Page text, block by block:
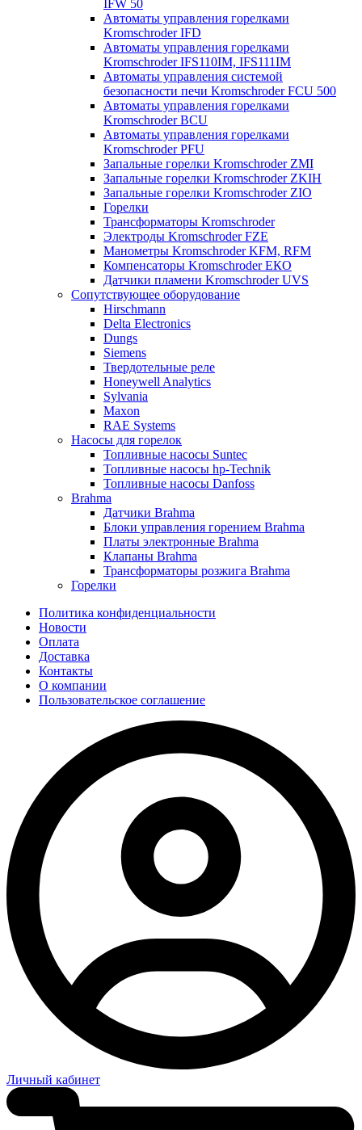
IFW 50
Автоматы управления горелками
Kromschroder IFD
Автоматы управления горелками
Kromschroder IFS110IM, IFS111IM
Автоматы управления системой
безопасности печи Kromschroder FCU 500
Автоматы управления горелками
Kromschroder BCU
Автоматы управления горелками
Kromschroder PFU
Запальные горелки Kromschroder ZМI
Запальные горелки Kromschroder ZKIH
Запальные горелки Kromschroder ZIO
Горелки
Трансформаторы Kromschroder
Электроды Kromschroder FZE
Манометры Kromschroder KFM, RFM
Компенсаторы Kromschroder ЕКО
Датчики пламени Kromschroder UVS
Сопутствующее оборудование
Hirschmann
Delta Electronics
Dungs
Siemens
Твердотельные реле
Honeywell Analytics
Sylvania
Maxon
RAE Systems
Насосы для горелок
Топливные насосы Suntec
Топливные насосы hp-Technik
Топливные насосы Danfoss
Brahma
Датчики Brahma
Блоки управления горением Brahma
Платы электронные Brahma
Клапаны Brahma
Трансформаторы розжига Brahma
Горелки
Политика конфиденциальности
Новости
Оплата
Доставка
Контакты
О компании
Пользовательское соглашение
Личный кабинет